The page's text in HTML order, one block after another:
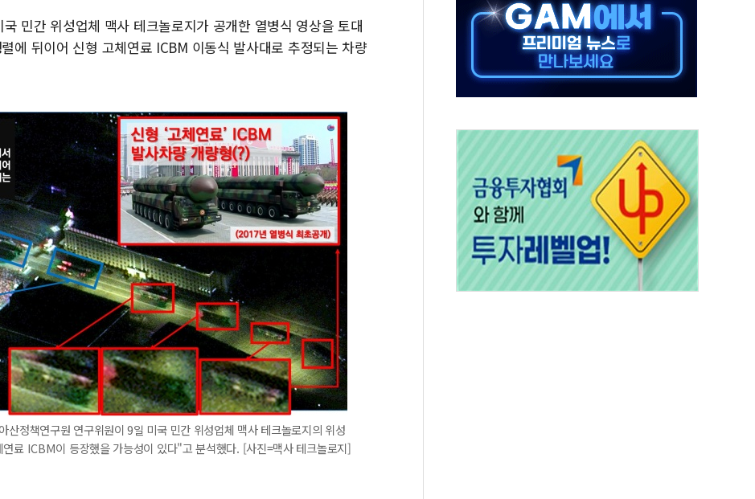
민간 위성업체 맥사 테크놀로지가 공개한 열병식 영상을 토대
에 뒤이어 신형 고체연료 ICBM 이동식 발사대로 추정되는 차량
산정책연구원 연구위원이 9일 미국 민간 위성업체 맥사 테크놀로지의 위성
료 ICBM이 등장했을 가능성이 있다"고 분석했다. [사진=맥사 테크놀로지]